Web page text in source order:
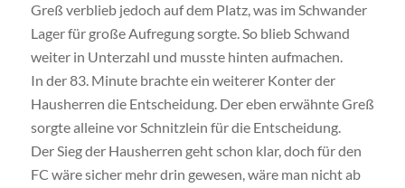
Greß verblieb jedoch auf dem Platz, was im Schwander
Lager für große Aufregung sorgte. So blieb Schwand
weiter in Unterzahl und musste hinten aufmachen.
In der 83. Minute brachte ein weiterer Konter der
Hausherren die Entscheidung. Der eben erwähnte Greß
sorgte alleine vor Schnitzlein für die Entscheidung.
Der Sieg der Hausherren geht schon klar, doch für den
FC wäre sicher mehr drin gewesen, wäre man nicht ab